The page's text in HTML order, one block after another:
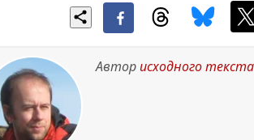
Авторисходного текста